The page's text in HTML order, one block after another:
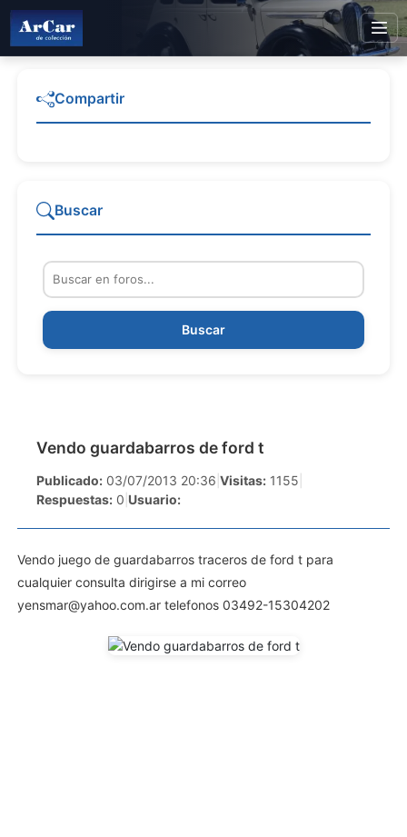
Vendo guardabarros de ford t
Publicado: 03/07/2013 20:36 Visitas: 1155
Respuestas: 0 Usuario:
Vendo juego de guardabarros traceros de ford t para
cualquier consulta dirigirse a mi correo
yensmar@yahoo.com.ar telefonos 03492-15304202
Compartir
Buscar
Buscar